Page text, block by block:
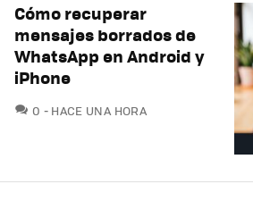
Cómo recuperar
mensajes borrados de
WhatsApp en Android y
iPhone
0 COMENTARIOS
HACE UNA HORA